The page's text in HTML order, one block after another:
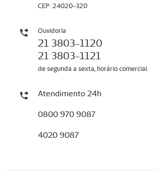
CEP: 24020-320
Ouvidoria
21 3803-1120
21 3803-1121
de segunda a sexta, horário comercial
Atendimento 24h
0800 970 9087
4020 9087